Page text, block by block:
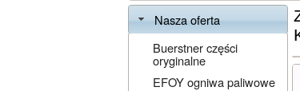
Nasza oferta
Buerstner części
oryginalne
EFOY ogniwa paliwowe